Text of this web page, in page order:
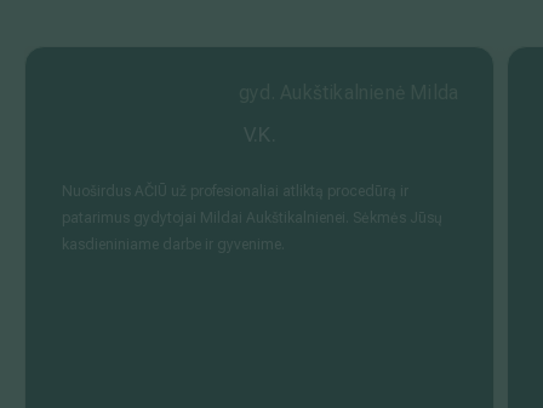
V.K.
Nuoširdus AČIŪ už profesionaliai atliktą procedūrą ir
patarimus gydytojai Mildai Aukštikalnienei. Sėkmės Jūsų
kasdieniniame darbe ir gyvenime.